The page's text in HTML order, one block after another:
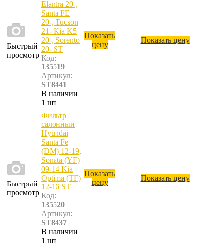
Быстрый
просмотр
Elantra 20-,
Santa FE
20-, Tucson
21- Kia K5
20-, Sorento
20- ST
Код:
135519
Артикул:
ST8441
В наличии
1 шт
Показать
цену
Показать цену
Быстрый
просмотр
Фильтр
салонный
Hyundai
Santa Fe
(DM) 12-19,
Sonata (YF)
09-14 Kia
Optima (TF)
12-16 ST
Код:
135520
Артикул:
ST8437
В наличии
1 шт
Показать
цену
Показать цену